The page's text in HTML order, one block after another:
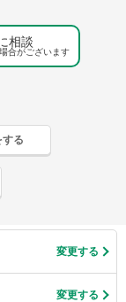
相談
合がございます
る
変更する
変更する